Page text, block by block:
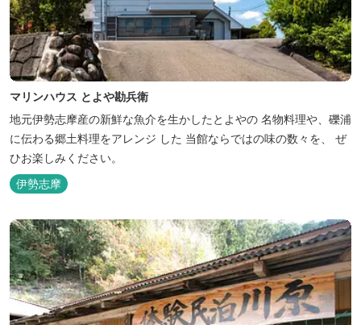
マリンハウス とよや勘兵衛
地元伊勢志摩産の新鮮な魚介を生かしたとよやの 名物料理や、礫浦
に伝わる郷土料理をアレンジ した 当館ならではの味の数々を、 ぜ
ひお楽しみください。
伊勢志摩